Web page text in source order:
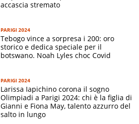
800m
1500m
1500m
3000 siepi
3000 siepi
M
5000m e 10000m
accascia stremato
PARIGI 2024
Tebogo vince a sorpresa i 200: oro
storico e dedica speciale per il
botswano. Noah Lyles choc Covid
PARIGI 2024
Larissa Iapichino corona il sogno
Olimpiadi a Parigi 2024: chi è la figlia di
Gianni e Fiona May, talento azzurro del
salto in lungo